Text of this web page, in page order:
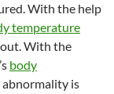
With the help
temperature
With the
body
abnormality is